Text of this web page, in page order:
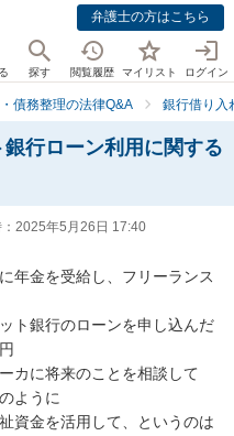
弁護士の方はこちら
探す 閲覧履歴 マイリスト ログイン
債務整理の法律Q&A 銀行借り入
行ローン利用に関する
2025年5月26日 17:40
年金を受給し、フリーランス
ト銀行のローンを申し込んだ
カに将来のことを相談して
ように
資金を活用して、というのは